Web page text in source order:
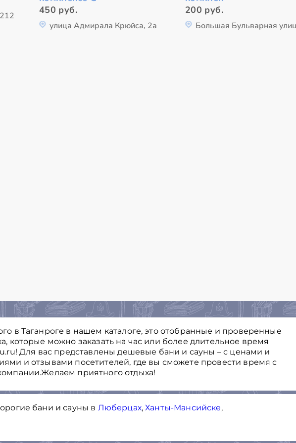
450 руб.
улица Адмирала Крюйса, 2а
200 руб.
Большая Бульварная
в Таганроге в нашем каталоге, это отобранные и проверенные
которые можно заказать на час или более длительное время
Для вас представлены дешевые бани и сауны – с ценами и
и отзывами посетителей, где вы сможете провести время с
приятного отдыха!
бани и сауны в Люберцах, Ханты-Мансийске,